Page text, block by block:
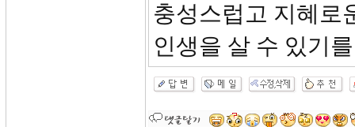
충성스럽고 지혜로
인생을 살 수 있기